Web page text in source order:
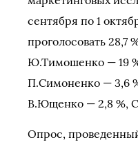
сентября по 1
проголосовать 28,7
Ю.Тимошенко — 19
П.Симоненко — 3,6
В.Ющенко — 2,8 %,
Опрос,